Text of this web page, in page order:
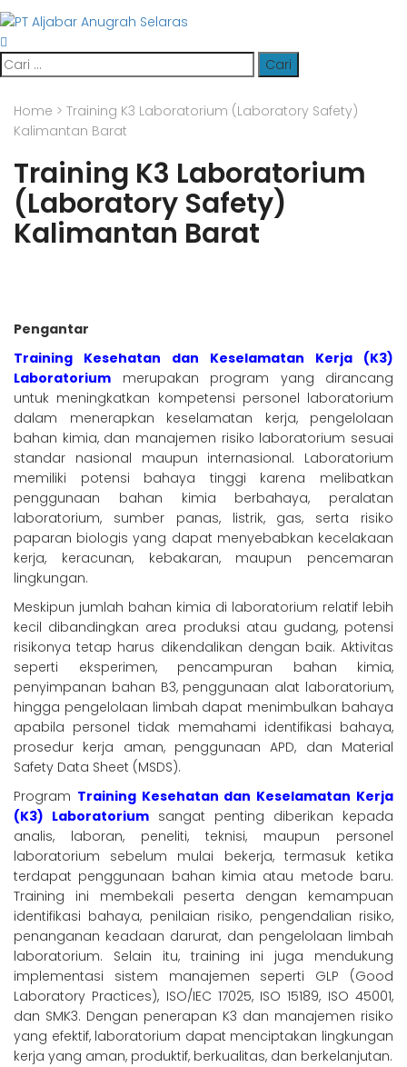
Cari
untuk:
Home > Training K3 Laboratorium (Laboratory Safety)
Kalimantan Barat
Training K3 Laboratorium
(Laboratory Safety)
Kalimantan Barat
Pengantar
Training Kesehatan dan Keselamatan Kerja (K3)
Laboratorium merupakan program yang dirancang
untuk meningkatkan kompetensi personel laboratorium
dalam menerapkan keselamatan kerja, pengelolaan
bahan kimia, dan manajemen risiko laboratorium sesuai
standar nasional maupun internasional. Laboratorium
memiliki potensi bahaya tinggi karena melibatkan
penggunaan bahan kimia berbahaya, peralatan
laboratorium, sumber panas, listrik, gas, serta risiko
paparan biologis yang dapat menyebabkan kecelakaan
kerja, keracunan, kebakaran, maupun pencemaran
lingkungan.
Meskipun jumlah bahan kimia di laboratorium relatif lebih
kecil dibandingkan area produksi atau gudang, potensi
risikonya tetap harus dikendalikan dengan baik. Aktivitas
seperti eksperimen, pencampuran bahan kimia,
penyimpanan bahan B3, penggunaan alat laboratorium,
hingga pengelolaan limbah dapat menimbulkan bahaya
apabila personel tidak memahami identifikasi bahaya,
prosedur kerja aman, penggunaan APD, dan Material
Safety Data Sheet (MSDS).
Program Training Kesehatan dan Keselamatan Kerja
(K3) Laboratorium sangat penting diberikan kepada
analis, laboran, peneliti, teknisi, maupun personel
laboratorium sebelum mulai bekerja, termasuk ketika
terdapat penggunaan bahan kimia atau metode baru.
Training ini membekali peserta dengan kemampuan
identifikasi bahaya, penilaian risiko, pengendalian risiko,
penanganan keadaan darurat, dan pengelolaan limbah
laboratorium. Selain itu, training ini juga mendukung
implementasi sistem manajemen seperti GLP (Good
Laboratory Practices), ISO/IEC 17025, ISO 15189, ISO 45001,
dan SMK3. Dengan penerapan K3 dan manajemen risiko
yang efektif, laboratorium dapat menciptakan lingkungan
kerja yang aman, produktif, berkualitas, dan berkelanjutan.